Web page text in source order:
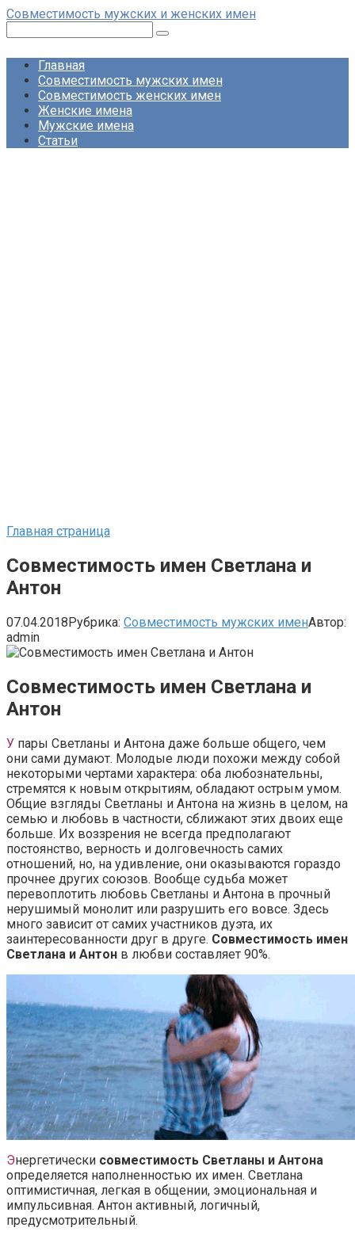
Перейти
контенту
Совместимость мужских и женских имен
Главная
Совместимость мужских имен
Совместимость женских имен
Женские имена
Мужские имена
Статьи
Главная страница
Совместимость имен Светлана и
Антон
07.04.2018Рубрика: Совместимость мужских именАвтор:
admin
Совместимость имен Светлана и
Антон
У пары Светланы и Антона даже больше общего, чем
они сами думают. Молодые люди похожи между собой
некоторыми чертами характера: оба любознательны,
стремятся к новым открытиям, обладают острым умом.
Общие взгляды Светланы и Антона на жизнь в целом, на
семью и любовь в частности, сближают этих двоих еще
больше. Их воззрения не всегда предполагают
постоянство, верность и долговечность самих
отношений, но, на удивление, они оказываются гораздо
прочнее других союзов. Вообще судьба может
перевоплотить любовь Светланы и Антона в прочный
нерушимый монолит или разрушить его вовсе. Здесь
много зависит от самих участников дуэта, их
заинтересованности друг в друге. Совместимость имен
Светлана и Антон в любви составляет 90%.
Энергетически совместимость Светланы и Антона
определяется наполненностью их имен. Светлана
оптимистичная, легкая в общении, эмоциональная и
импульсивная. Антон активный, логичный,
предусмотрительный.